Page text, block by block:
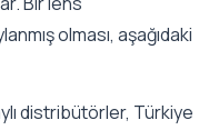
olması, aşağıdaki
distribütörler, Türkiye